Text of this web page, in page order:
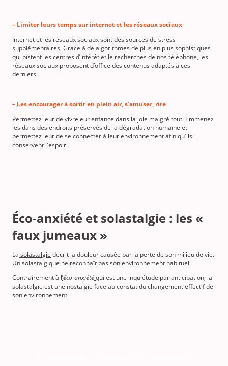
– Limiter leurs temps sur internet et les réseaux sociaux
Internet et les réseaux sociaux sont des sources de stress
supplémentaires. Grace à de algorithmes de plus en plus sophistiqués
qui pistent les centres d’intérêt et le recherches de nos téléphone, les
réseaux sociaux proposent d’office des contenus adaptés à ces
derniers.
– Les encourager à sortir en plein air, s’amuser, rire
Permettez leur de vivre eur enfance dans la joie malgré tout. Emmenez
les dans des endroits préservés de la dégradation humaine et
permettez leur de se connecter à leur environnement afin qu'ils
conservent l'espoir.
Éco-anxiété et solastalgie : les «
faux jumeaux »
La solastalgie décrit la douleur causée par la perte de son milieu de vie.
Un solastalgique ne reconnaît pas son environnement habituel.
Contrairement à l’éco-anxiétéqui est une inquiétude par anticipation, la
solastalgie est une nostalgie face au constat du changement effectif de
son environnement.